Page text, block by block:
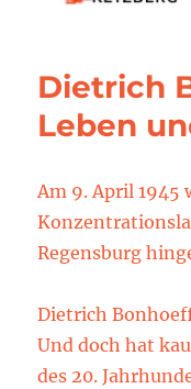
Dietrich
Leben
Am 9. April 1945
Regensburg
Dietrich
Und doch hat
des 20.